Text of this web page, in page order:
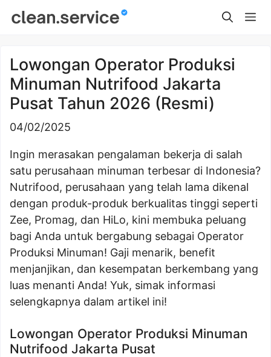
Lowongan Operator Produksi
Minuman Nutrifood Jakarta
Pusat Tahun 2026 (Resmi)
04/02/2025
Ingin merasakan pengalaman bekerja di salah
satu perusahaan minuman terbesar di Indonesia?
Nutrifood, perusahaan yang telah lama dikenal
dengan produk-produk berkualitas tinggi seperti
Zee, Promag, dan HiLo, kini membuka peluang
bagi Anda untuk bergabung sebagai Operator
Produksi Minuman! Gaji menarik, benefit
menjanjikan, dan kesempatan berkembang yang
luas menanti Anda! Yuk, simak informasi
selengkapnya dalam artikel ini!
Lowongan Operator Produksi Minuman
Nutrifood Jakarta Pusat